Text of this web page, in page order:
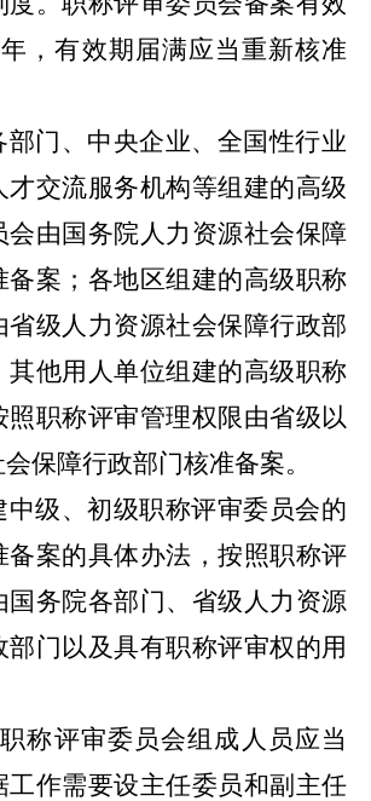
，有效期届满应当重新核准
部门、中央企业、全国性行业
才交流服务机构等组建的高级
会由国务院人力资源社会保障
备案；各地区组建的高级职称
省级人力资源社会保障行政部
其他用人单位组建的高级职称
照职称评审管理权限由省级以
保障行政部门核准备案。
中级、初级职称评审委员会的
备案的具体办法，按照职称评
国务院各部门、省级人力资源
门以及具有职称评审权的用
职称评审委员会组成人员应当
工作需要设主任委员和副主任